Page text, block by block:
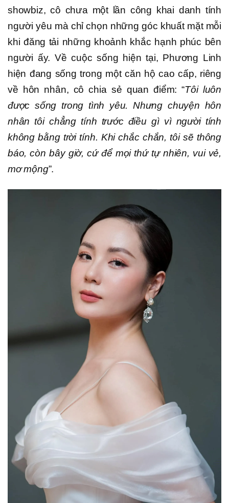
showbiz, cô chưa một lần công khai danh tính
người yêu mà chỉ chọn những góc khuất mặt mỗi
khi đăng tải những khoảnh khắc hạnh phúc bên
người ấy. Về cuộc sống hiện tại, Phương Linh
hiện đang sống trong một căn hộ cao cấp, riêng
về hôn nhân, cô chia sẻ quan điểm: “Tôi luôn
được sống trong tình yêu. Nhưng chuyện hôn
nhân tôi chẳng tính trước điều gì vì người tính
không bằng trời tính. Khi chắc chắn, tôi sẽ thông
báo, còn bây giờ, cứ để mọi thứ tự nhiên, vui vẻ,
mơ mộng”.